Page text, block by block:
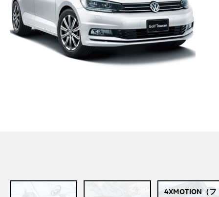
4XMOTION（フ